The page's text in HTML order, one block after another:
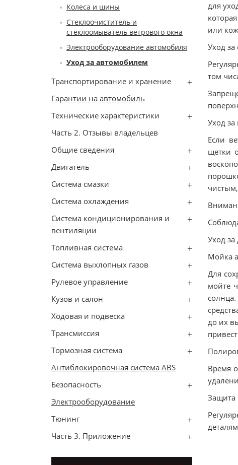
Колеса и шины
Стеклоочиститель и
стеклоомыватель ветрового окна
Электрооборудование автомобиля
Уход за автомобилем
Транспортирование и хранение
Гарантии на автомобиль
Технические характеристики
Часть 2. Отзывы владельцев
Общие сведения
Двигатель
Система смазки
Система охлаждения
Система кондиционирования и
вентиляции
Топливная система
Сиcтема выхлопных газов
Рулевое управление
Кузов и салон
Ходовая и подвеска
Трансмиссия
Тормозная система
Антиблокировочная система ABS
Безопасность
Электрооборудование
Тюнинг
Часть 3. Приложение
для
или
Уход за
том
Уход
Если
щетки
Уход
Мойка
Для
мойте
до их
Время
Защита